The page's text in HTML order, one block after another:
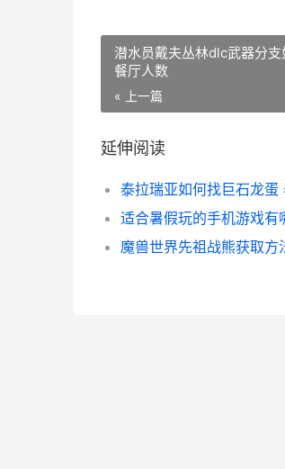
潜水员戴夫丛林dlc武器分
餐厅人数
« 上一篇
延伸阅读
泰拉瑞亚如何找巨石龙蛋